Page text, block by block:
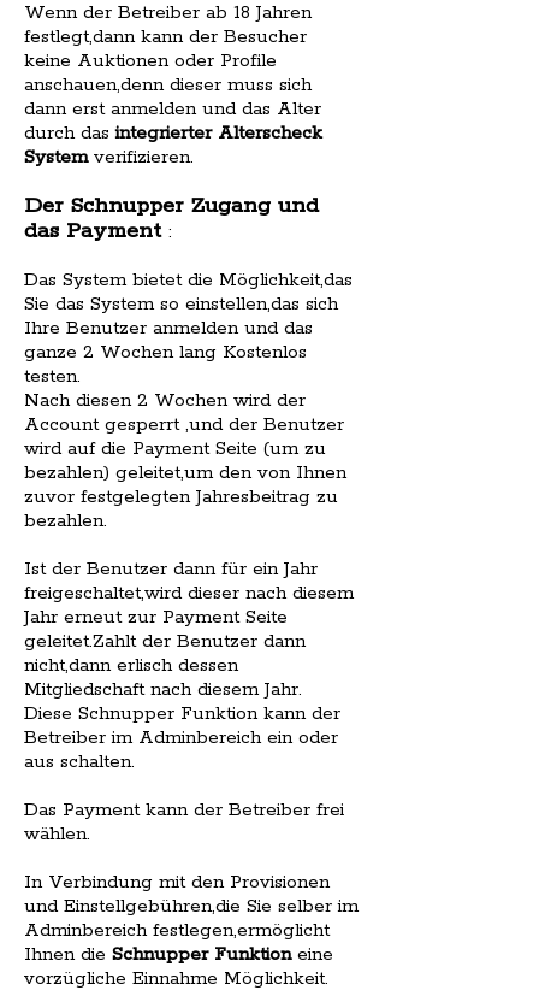
Wenn der Betreiber ab 18 Jahren
festlegt,dann kann der Besucher
keine Auktionen oder Profile
anschauen,denn dieser muss sich
dann erst anmelden und das Alter
durch dasintegrierter Alterscheck
Systemverifizieren.
Der Schnupper Zugang und
das Payment :
Das System bietet die Möglichkeit,das
Sie das System so einstellen,das sich
Ihre Benutzer anmelden und das
ganze 2 Wochen lang Kostenlos
testen.
Nach diesen 2 Wochen wird der
Account gesperrt ,und der Benutzer
wird auf die Payment Seite (um zu
bezahlen) geleitet,um den von Ihnen
zuvor festgelegten Jahresbeitrag zu
bezahlen.
Ist der Benutzer dann für ein Jahr
freigeschaltet,wird dieser nach diesem
Jahr erneut zur Payment Seite
geleitet.Zahlt der Benutzer dann
nicht,dann erlisch dessen
Mitgliedschaft nach diesem Jahr.
Diese Schnupper Funktion kann der
Betreiber im Adminbereich ein oder
aus schalten.
Das Payment kann der Betreiber frei
wählen.
In Verbindung mit den Provisionen
und Einstellgebühren,die Sie selber im
Adminbereich festlegen,ermöglicht
Ihnen die Schnupper Funktioneine
vorzügliche Einnahme Möglichkeit.